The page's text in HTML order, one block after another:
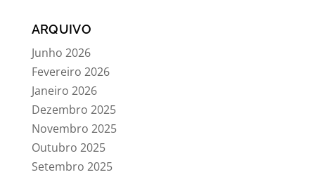
ARQUIVO
Junho 2026
Fevereiro 2026
Janeiro 2026
Dezembro 2025
Novembro 2025
Outubro 2025
Setembro 2025